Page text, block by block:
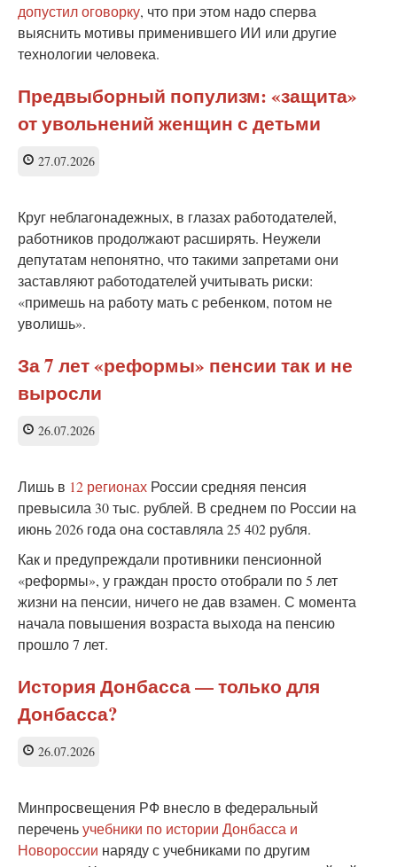
допустил оговорку, что при этом надо сперва
выяснить мотивы применившего ИИ или другие
технологии человека.
Предвыборный популизм: «защита»
от увольнений женщин с детьми
27.07.2026
Круг неблагонадежных, в глазах работодателей,
работников продолжают расширять. Неужели
депутатам непонятно, что такими запретами они
заставляют работодателей учитывать риски:
«примешь на работу мать с ребенком, потом не
уволишь».
За 7 лет «реформы» пенсии так и не
выросли
26.07.2026
Лишь в 12 регионах России средняя пенсия
превысила 30 тыс. рублей. В среднем по России на
июнь 2026 года она составляла 25 402 рубля.
Как и предупреждали противники пенсионной
«реформы», у граждан просто отобрали по 5 лет
жизни на пенсии, ничего не дав взамен. С момента
начала повышения возраста выхода на пенсию
прошло 7 лет.
История Донбасса — только для
Донбасса?
26.07.2026
Минпросвещения РФ внесло в федеральный
переченьучебники по истории Донбасса и
Новороссии наряду с учебниками по другим